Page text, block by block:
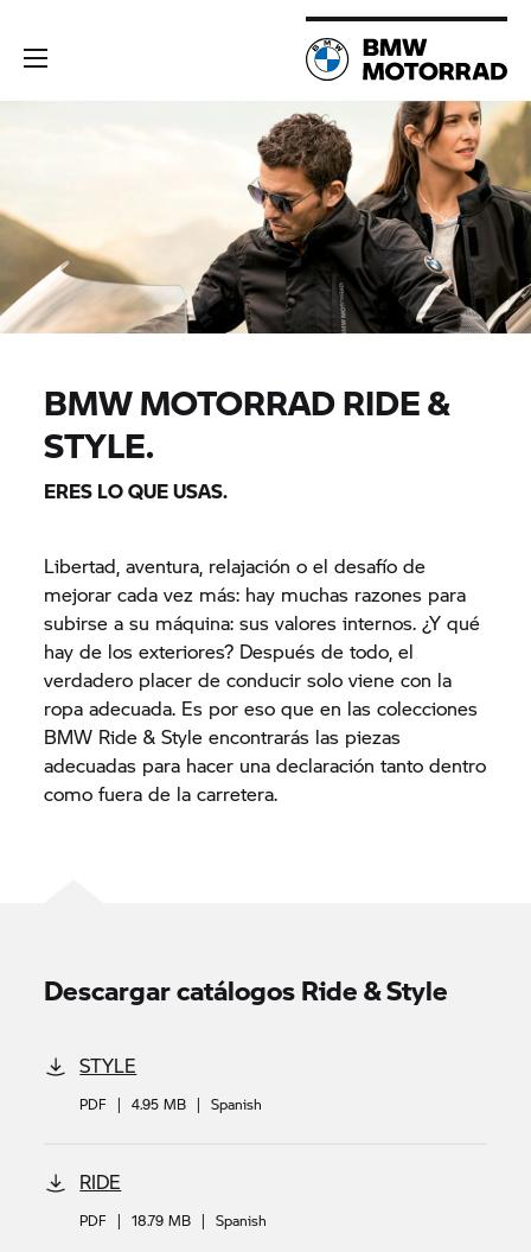
BMW MOTORRAD RIDE &
STYLE.
ERES LO QUE USAS.
Libertad, aventura, relajación o el desafío de
mejorar cada vez más: hay muchas razones para
subirse a su máquina: sus valores internos. ¿Y qué
hay de los exteriores? Después de todo, el
verdadero placer de conducir solo viene con la
ropa adecuada. Es por eso que en las colecciones
BMW Ride & Style encontrarás las piezas
adecuadas para hacer una declaración tanto dentro
como fuera de la carretera.
Descargar catálogos Ride & Style
STYLE
PDF | 4.95 MB | Spanish
RIDE
PDF | 18.79 MB | Spanish